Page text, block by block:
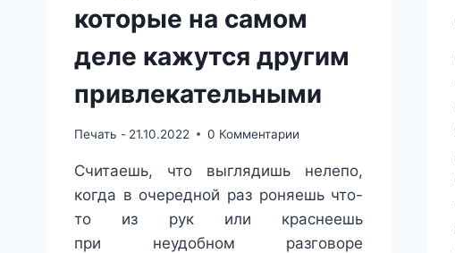
которые на самом
деле кажутся другим
привлекательными
Печать - 21.10.2022 0 Комментарии
Считаешь, что выглядишь нелепо,
когда в очередной раз роняешь что-
то из рук или краснеешь
при неудобном разговоре